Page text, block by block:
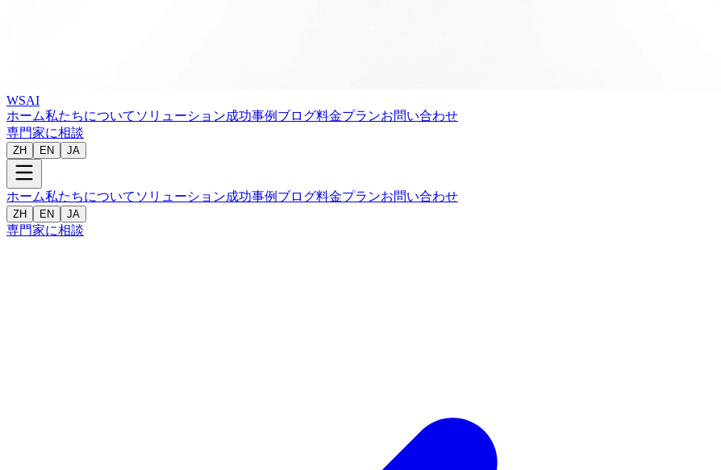
WSAI
ホーム私たちについて ソリューション成功事例 ブログ料金プランお問い合わせ
専門家に相談
ZH EN JA
ホーム私たちについて ソリューション成功事例 ブログ料金プランお問い合わせ
ZH EN JA
専門家に相談